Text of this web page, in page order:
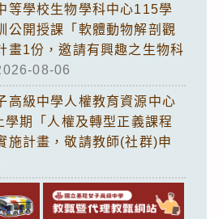
等學校生物學科中心115學
公開授課「軟體動物解剖觀
畫1份，邀請有興趣之生物科
08-06
高級中學人權教育資源中心
期「人權及轉型正義課程
施計畫，敬請教師(社群)申